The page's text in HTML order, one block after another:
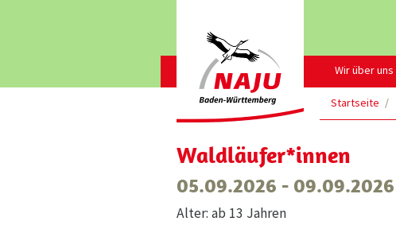
Wir über uns
Startseite
Waldläufer*innen
05.09.2026 - 09.09.2026
Alter: ab 13 Jahren